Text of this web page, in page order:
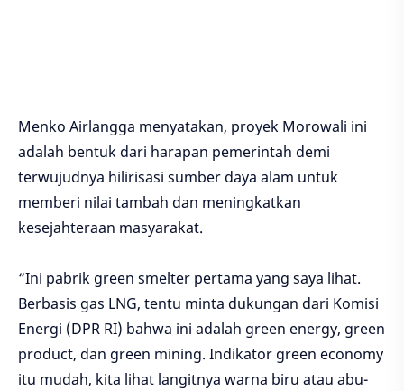
Menko Airlangga menyatakan, proyek Morowali ini
adalah bentuk dari harapan pemerintah demi
terwujudnya hilirisasi sumber daya alam untuk
memberi nilai tambah dan meningkatkan
kesejahteraan masyarakat.
“Ini pabrik green smelter pertama yang saya lihat.
Berbasis gas LNG, tentu minta dukungan dari Komisi
Energi (DPR RI) bahwa ini adalah green energy, green
product, dan green mining. Indikator green economy
itu mudah, kita lihat langitnya warna biru atau abu-